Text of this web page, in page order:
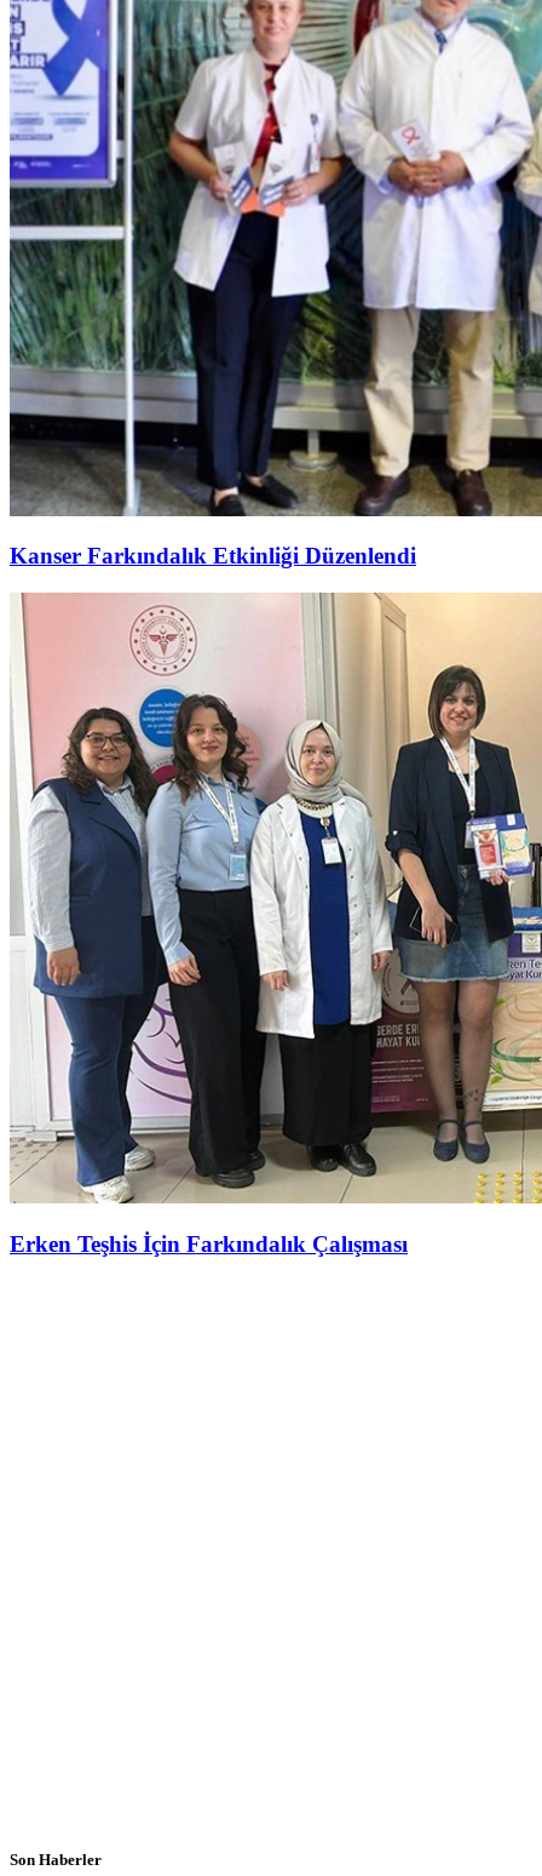
Kanser Farkındalık Etkinliği Düzenlendi
Erken Teşhis İçin Farkındalık Çalışması
Son Haberler